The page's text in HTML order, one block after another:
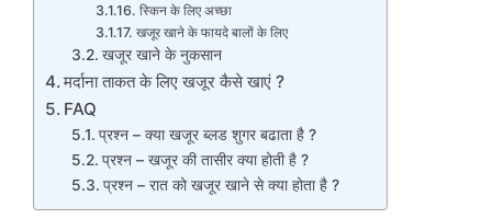
स्किन के लिए अच्छा
खजूर खाने के फायदे बालों के लिए
खजूर खाने के नुकसान
मर्दाना ताकत के लिए खजूर कैसे खाएं ?
FAQ
प्रश्न – क्या खजूर ब्लड शुगर बढाता है ?
प्रश्न – खजूर की तासीर क्या होती है ?
प्रश्न – रात को खजूर खाने से क्या होता है ?